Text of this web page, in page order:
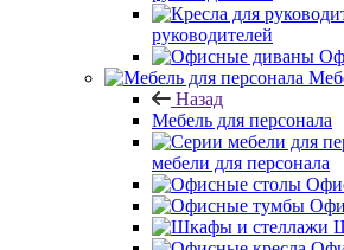
руководителей
Назад
Мебель для персонала
мебели для персонала